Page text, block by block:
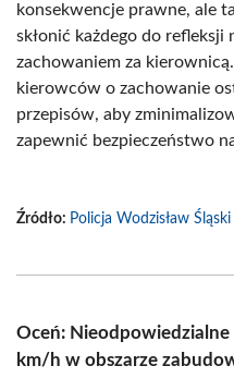
konsekwencje prawne, ale
skłonić każdego do
zachowaniem za
kierowców o zachowanie
przepisów, aby
zapewnić bezpieczeństwo
Źródło: Policja Wodzisław Śląski
Oceń:
km/h w obszarze